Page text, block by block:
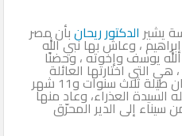
يشير الدكتور ريحانبأن مصر
، وعاش بها نبي الله
يوسف وإخوته ، وحضنًا
التي اختارتها العائلة
المقدسة لتكون لها حصن الأمان طيلة ثلاث سنوات و11 شهر
السيدة العذراء، وعاد منها
سيناء إلى الدير المحرّق